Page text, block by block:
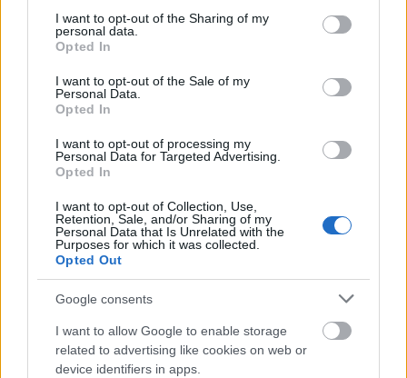
not limited to your visit or usage behaviour. You may click to
grant or deny consent to Google and its third-party tags to
use your data for below specified purposes in below Google
consent section.
I want to opt-out of the Sharing of my
personal data.
Opted In
I want to opt-out of the Sale of my
Personal Data.
Opted In
I want to opt-out of processing my
Personal Data for Targeted Advertising.
Opted In
I want to opt-out of Collection, Use,
Retention, Sale, and/or Sharing of my
Personal Data that Is Unrelated with the
Purposes for which it was collected.
Opted Out
Google consents
I want to allow Google to enable storage
related to advertising like cookies on web or
device identifiers in apps.
Kenny Scharf munka közben
Napjaink képzőművészetének kiemelkedő
alakjai, mint Banksy vagy Scharf minden
alkalommal, amikor nem a stúdiójukban
festenek, több százezer dollár bevételtől
esnek el. Ennek ellenére Kenny Scharf
önkéntes alapon hagyja ott műveit New York
utcáinak tűzfalain, kórházain és egyéb
épületein. És nem valószínű, hogy akár egy
rövid letartóztatás elrettentené attól, hogy